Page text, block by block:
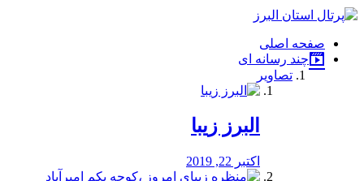
فصد
شرق
تهران
خشکشویی
صفحه اصلی
چند رسانه ای
تصاویر
البرز زیبا
اکتبر 22, 2019